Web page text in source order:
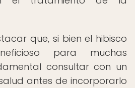
que, si bien el hibisco
para muchas
consultar con un
antes de incorporarlo